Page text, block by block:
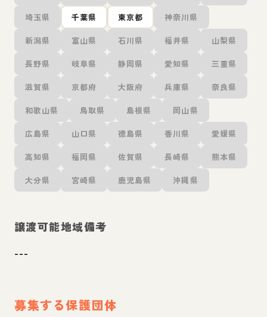
埼玉県 千葉県 東京都 神奈川県
新潟県 富山県 石川県 福井県 山梨県
長野県 岐阜県 静岡県 愛知県 三重県
滋賀県 京都府 大阪府 兵庫県 奈良県
和歌山県 鳥取県 島根県 岡山県
広島県 山口県 徳島県 香川県 愛媛県
高知県 福岡県 佐賀県 長崎県 熊本県
大分県 宮崎県 鹿児島県 沖縄県
譲渡可能地域備考
---
募集する保護団体